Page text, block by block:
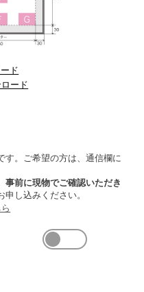
ド
ード
す。ご希望の方は、通信欄に
事前に現物でご確認いただき
申し込みください。